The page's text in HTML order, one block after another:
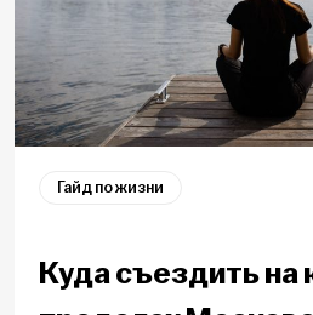
Гайд по жизни
Куда съездить на